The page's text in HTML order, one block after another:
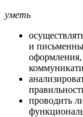
уметь
и
проводить